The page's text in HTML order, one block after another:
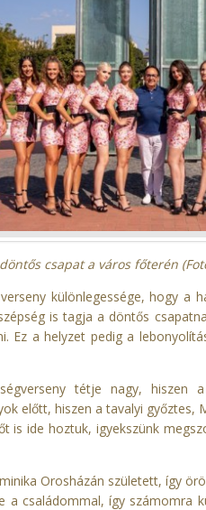
csapat a város főterén
különlegessége, hogy
is tagja a döntős
Ez a helyzet pedig a
tétje nagy, hiszen
előtt, hiszen a tavalyi győztes,
is ide hoztuk, igyekszünk
Orosházán született, így
a családommal, így